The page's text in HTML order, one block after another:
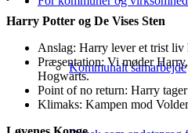
Kommunalt samarbejde
Harry Potter og De Vises Sten
Anslag: Harry lever et trist liv
Præsentation: Vi møder
Hogwarts.
Point of no return: Harry
Klimaks: Kampen mod